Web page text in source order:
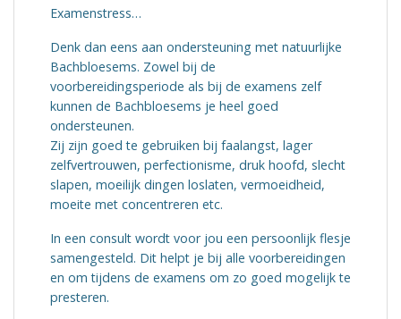
Examenstress…
Denk dan eens aan ondersteuning met natuurlijke
Bachbloesems. Zowel bij de
voorbereidingsperiode als bij de examens zelf
kunnen de Bachbloesems je heel goed
ondersteunen.
Zij zijn goed te gebruiken bij faalangst, lager
zelfvertrouwen, perfectionisme, druk hoofd, slecht
slapen, moeilijk dingen loslaten, vermoeidheid,
moeite met concentreren etc.
In een consult wordt voor jou een persoonlijk flesje
samengesteld. Dit helpt je bij alle voorbereidingen
en om tijdens de examens om zo goed mogelijk te
presteren.